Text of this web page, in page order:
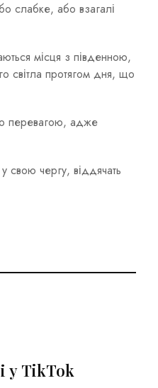
слабке, або взагалі
місця з південною,
світла протягом дня, що
перевагою, адже
чергу, віддячать
у TikTok